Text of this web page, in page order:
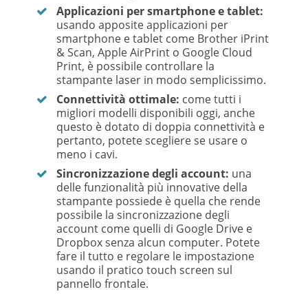
Applicazioni per smartphone e tablet:
usando apposite applicazioni per
smartphone e tablet come Brother iPrint
& Scan, Apple AirPrint o Google Cloud
Print, è possibile controllare la
stampante laser in modo semplicissimo.
Connettività ottimale: come tutti i
migliori modelli disponibili oggi, anche
questo è dotato di doppia connettività e
pertanto, potete scegliere se usare o
meno i cavi.
Sincronizzazione degli account: una
delle funzionalità più innovative della
stampante possiede è quella che rende
possibile la sincronizzazione degli
account come quelli di Google Drive e
Dropbox senza alcun computer. Potete
fare il tutto e regolare le impostazione
usando il pratico touch screen sul
pannello frontale.